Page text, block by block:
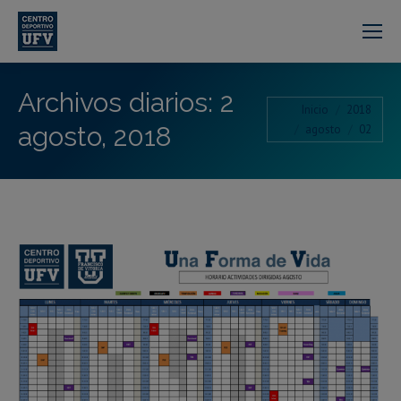
Archivos diarios: 2
agosto, 2018
Estás aquí:
Inicio
2018
agosto
02